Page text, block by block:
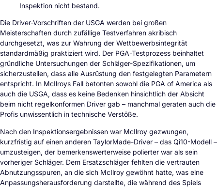
Inspektion nicht bestand.
Die Driver-Vorschriften der USGA werden bei großen
Meisterschaften durch zufällige Testverfahren akribisch
durchgesetzt, was zur Wahrung der Wettbewerbsintegrität
standardmäßig praktiziert wird. Der PGA-Testprozess beinhaltet
gründliche Untersuchungen der Schläger-Spezifikationen, um
sicherzustellen, dass alle Ausrüstung den festgelegten Parametern
entspricht. In McIlroys Fall betonten sowohl die PGA of America als
auch die USGA, dass es keine Bedenken hinsichtlich der Absicht
beim nicht regelkonformen Driver gab – manchmal geraten auch die
Profis unwissentlich in technische Verstöße.
Nach den Inspektionsergebnissen war McIlroy gezwungen,
kurzfristig auf einen anderen TaylorMade-Driver – das Qi10-Modell –
umzusteigen, der bemerkenswerterweise polierter war als sein
vorheriger Schläger. Dem Ersatzschläger fehlten die vertrauten
Abnutzungsspuren, an die sich McIlroy gewöhnt hatte, was eine
Anpassungsherausforderung darstellte, die während des Spiels